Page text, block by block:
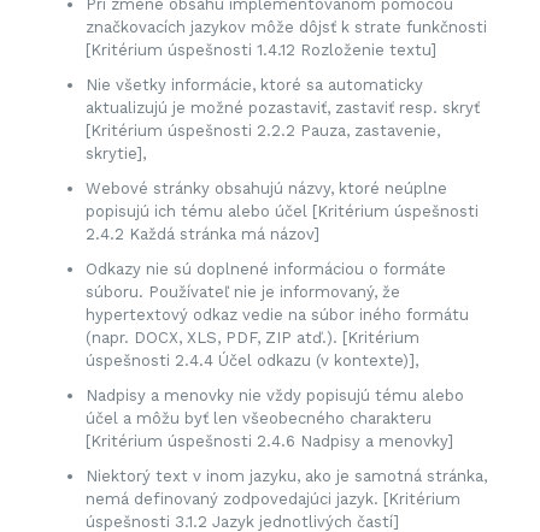
Pri zmene obsahu implementovanom pomocou
značkovacích jazykov môže dôjsť k strate funkčnosti
[Kritérium úspešnosti 1.4.12 Rozloženie textu]
Nie všetky informácie, ktoré sa automaticky
aktualizujú je možné pozastaviť, zastaviť resp. skryť
[Kritérium úspešnosti 2.2.2 Pauza, zastavenie,
skrytie],
Webové stránky obsahujú názvy, ktoré neúplne
popisujú ich tému alebo účel [Kritérium úspešnosti
2.4.2 Každá stránka má názov]
Odkazy nie sú doplnené informáciou o formáte
súboru. Používateľ nie je informovaný, že
hypertextový odkaz vedie na súbor iného formátu
(napr. DOCX, XLS, PDF, ZIP atď.). [Kritérium
úspešnosti 2.4.4 Účel odkazu (v kontexte)],
Nadpisy a menovky nie vždy popisujú tému alebo
účel a môžu byť len všeobecného charakteru
[Kritérium úspešnosti 2.4.6 Nadpisy a menovky]
Niektorý text v inom jazyku, ako je samotná stránka,
nemá definovaný zodpovedajúci jazyk. [Kritérium
úspešnosti 3.1.2 Jazyk jednotlivých častí]